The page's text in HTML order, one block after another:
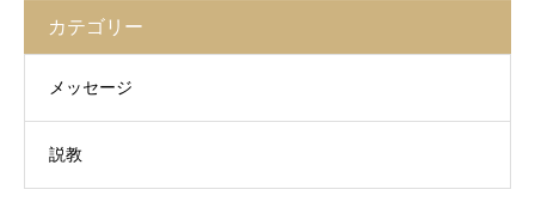
カテゴリー
メッセージ
説教